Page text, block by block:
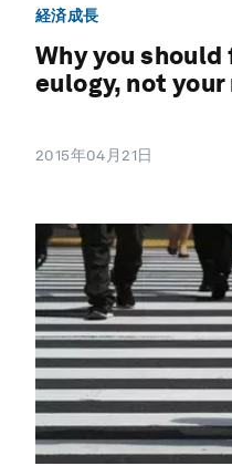
経済成長
Why you should
eulogy, not your
2015年04月21日